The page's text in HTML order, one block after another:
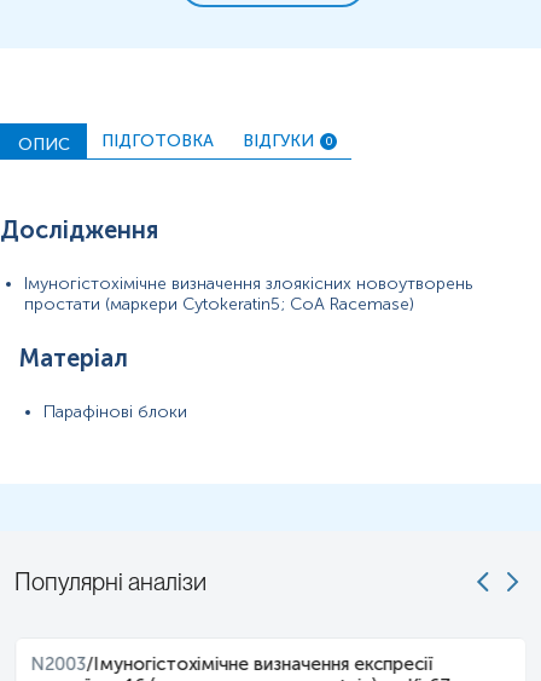
ОПИС ПІДГОТОВКА ВІДГУКИ 0
Дослідження
Імуногістохімічне визначення злоякісних новоутворень
простати (маркери Cytokeratin5; CoA Racemase)
Матеріал
Парафінові блоки
Популярні аналізи
N2003/Імуногістохімічне визначення експресії